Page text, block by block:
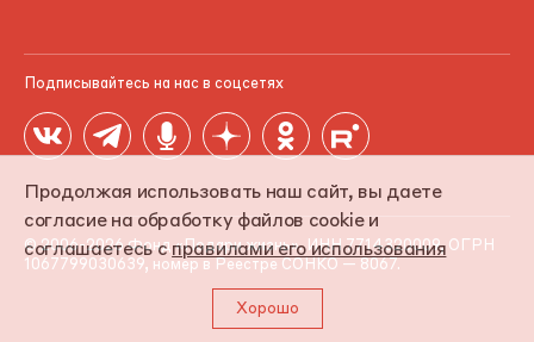
Продолжая использовать наш сайт, вы даете
согласие на обработку файлов cookie и
соглашаетесь справилами его использования
Хорошо
Подписывайтесь на нас в соцсетях
© 2006-2026 Фонд «Подари жизнь». ИНН 7714320009, ОГРН
1067799030639, номер в Реестре СОНКО — 8067.